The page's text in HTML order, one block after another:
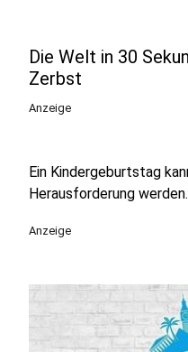
Die Welt in 30
Zerbst
Anzeige
Ein Kindergeburtstag
Herausforderung werden.
Anzeige